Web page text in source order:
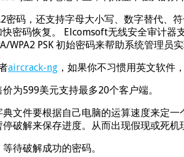
码，还支持字母大小写、数字替代、
密码恢复。 Elcomsoft无线安全审计
PSK 初始密码来帮助系统管理员
aircrack-ng ，如果你不习惯用英文软件
为599美元支持最多20个客户端。
文件要根据自己电脑的运算速度来定
破解来保存进度。从而出现假现或死机
待破解成功的密码。